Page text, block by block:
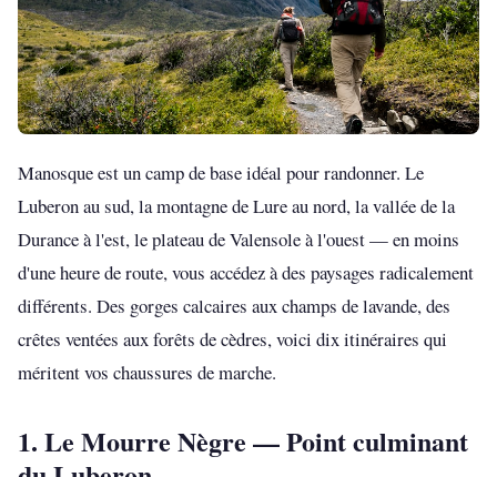
Manosque est un camp de base idéal pour randonner. Le
Luberon au sud, la montagne de Lure au nord, la vallée de la
Durance à l'est, le plateau de Valensole à l'ouest — en moins
d'une heure de route, vous accédez à des paysages radicalement
différents. Des gorges calcaires aux champs de lavande, des
crêtes ventées aux forêts de cèdres, voici dix itinéraires qui
méritent vos chaussures de marche.
1. Le Mourre Nègre — Point culminant